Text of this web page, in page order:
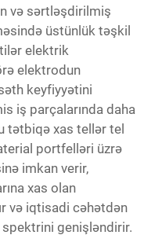
və sərtləşdirilmiş
üstünlük təşkil
elektrik
elektrodun
səth keyfiyyətini
iş parçalarında daha
tətbiqə xas tellər tel
portfelləri üzrə
imkan verir,
xas olan
və iqtisadi cəhətdən
genişləndirir.